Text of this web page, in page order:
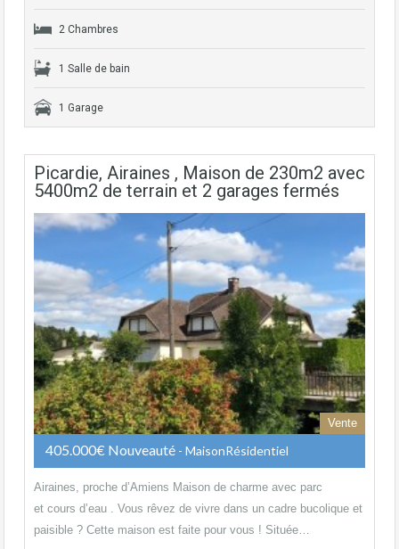
2 Chambres
1 Salle de bain
1 Garage
Picardie, Airaines , Maison de 230m2 avec
5400m2 de terrain et 2 garages fermés
Vente
405.000€ Nouveauté - MaisonRésidentiel
Airaines, proche d’Amiens Maison de charme avec parc
et cours d’eau . Vous rêvez de vivre dans un cadre bucolique et
paisible ? Cette maison est faite pour vous ! Située…